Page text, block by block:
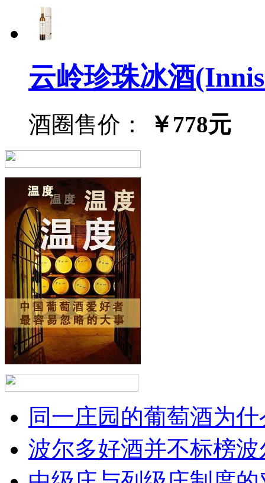
云岭珍珠冰酒
酒圈售价： ￥778元
同一庄园的葡萄酒为
波尔多好酒并不标榜